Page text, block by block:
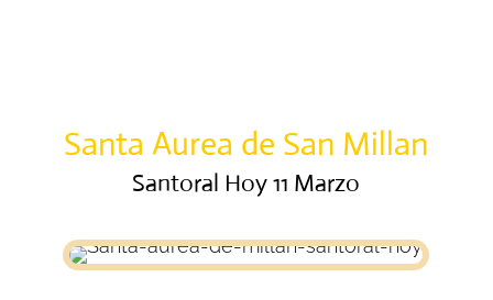
Santa Aurea de San Millan
Santoral Hoy 11 Marzo